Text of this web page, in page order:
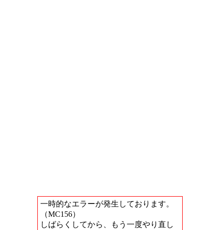
一時的なエラーが発生しております。
（MC156）
しばらくしてから、もう一度やり直し